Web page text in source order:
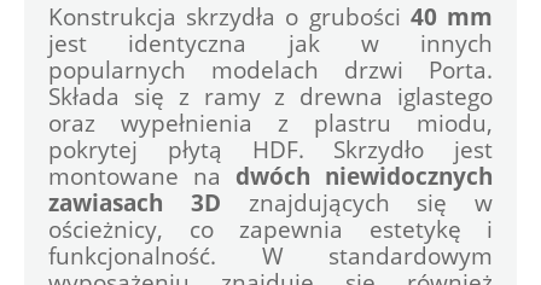
Konstrukcja skrzydła o grubości 40 mm
jest identyczna jak w innych
popularnych modelach drzwi Porta.
Składa się z ramy z drewna iglastego
oraz wypełnienia z plastru miodu,
pokrytej płytą HDF. Skrzydło jest
montowane na dwóch niewidocznych
zawiasach 3D znajdujących się w
ościeżnicy, co zapewnia estetykę i
funkcjonalność. W standardowym